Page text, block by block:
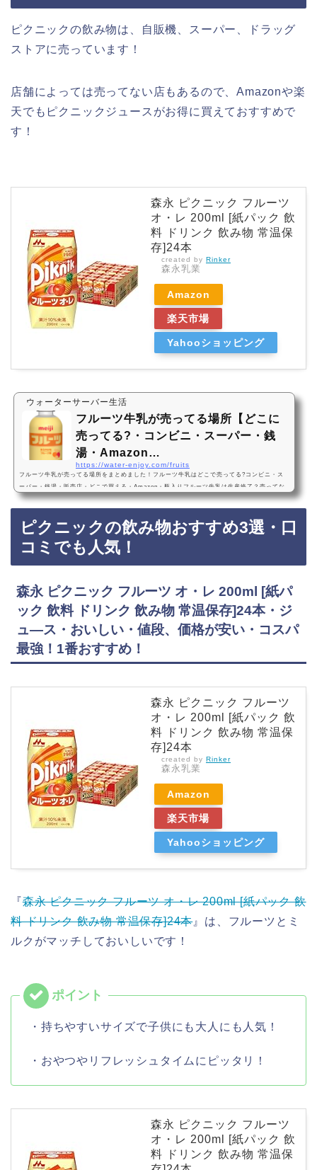
ピクニックの飲み物は、自販機、スーパー、ドラッグ
ストアに売っています！
店舗によっては売ってない店もあるので、Amazonや楽
天でもピクニックジュースがお得に買えておすすめで
す！
森永 ピクニック フルーツ
オ・レ 200ml [紙パック 飲
料 ドリンク 飲み物 常温保
存]24本
created by Rinker
森永乳業
Amazon
楽天市場
Yahooショッピング
ウォーターサーバー生活
フルーツ牛乳が売ってる場所【どこに
売ってる?・コンビニ・スーパー・銭
湯・Amazon…
https://water-enjoy.com/fruits
フルーツ牛乳が売ってる場所をまとめました！フルーツ牛乳はどこで売ってる?コンビニ・ス
ーパー・銭湯・販売店・どこで買える・Amazon・瓶入りフルーツ牛乳は生産終了？売ってな
い？・明治・雪印・フルーツオレ・500mlフルーツ牛乳は、一部のコンビニ、スーパー、銭湯
ないようです。Amazonでも人気のフルーツ牛乳が手軽に買えておすすめです！フルーツ牛乳
おすすめ3選・口コミでも人気明治 フルーツPET 220ml ×24本・ペットボトル・フルーツ牛
ピクニックの飲み物おすすめ3選・口
コミでも人気！
森永 ピクニック フルーツ オ・レ 200ml [紙パ
ック 飲料 ドリンク 飲み物 常温保存]24本・ジ
ュ―ス・おいしい・値段、価格が安い・コスパ
最強！1番おすすめ！
森永 ピクニック フルーツ
オ・レ 200ml [紙パック 飲
料 ドリンク 飲み物 常温保
存]24本
created by Rinker
森永乳業
Amazon
楽天市場
Yahooショッピング
『森永 ピクニック フルーツ オ・レ 200ml [紙パック 飲
料 ドリンク 飲み物 常温保存]24本』は、フルーツとミ
ルクがマッチしておいしいです！
・持ちやすいサイズで子供にも大人にも人気！
・おやつやリフレッシュタイムにピッタリ！
森永 ピクニック フルーツ
オ・レ 200ml [紙パック 飲
料 ドリンク 飲み物 常温保